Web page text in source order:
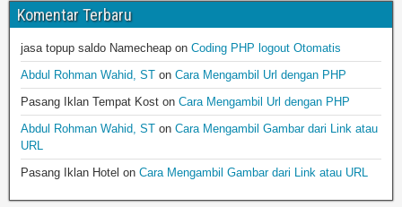
Komentar Terbaru
jasa topup saldo Namecheap on Coding PHP logout Otomatis
Abdul Rohman Wahid, ST on Cara Mengambil Url dengan PHP
Pasang Iklan Tempat Kost on Cara Mengambil Url dengan PHP
Abdul Rohman Wahid, ST on Cara Mengambil Gambar dari Link atau
URL
Pasang Iklan Hotel on Cara Mengambil Gambar dari Link atau URL